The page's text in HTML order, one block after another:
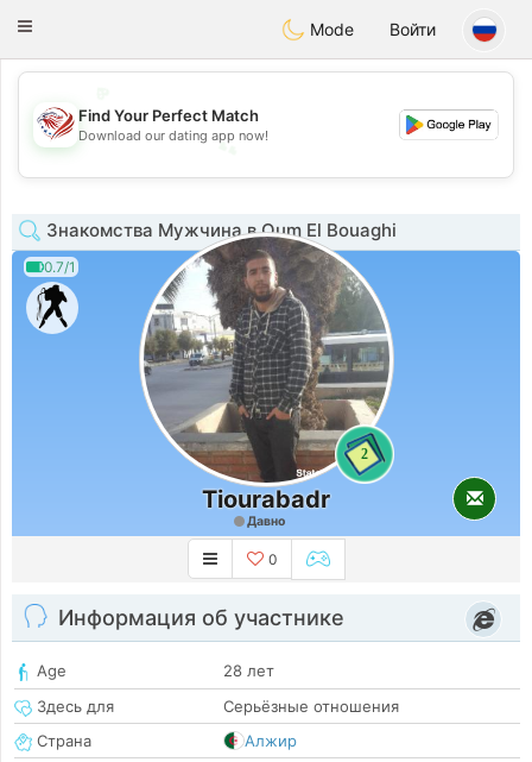
Dating
Toggle
Mode Войти
💕
💕
Find Your Perfect Match
Download our dating app now!
Знакомства Мужчина в Oum El Bouaghi
0.7/1
2
Tiourabadr
Давно
0
Информация об участнике
Age
28 лет
Здесь для
Серьёзные отношения
Страна
Алжир